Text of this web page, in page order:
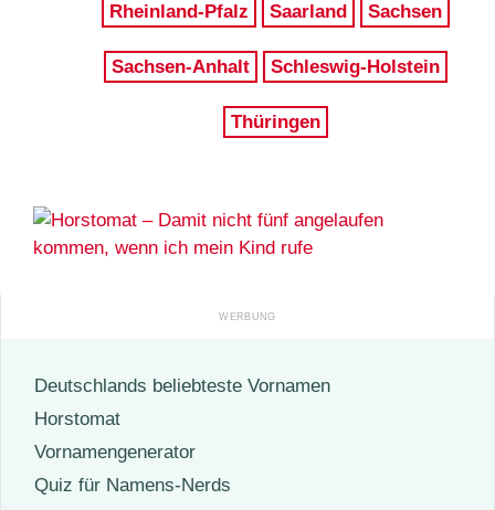
Rheinland-Pfalz Saarland Sachsen
Sachsen-Anhalt Schleswig-Holstein
Thüringen
Deutschlands beliebteste Vornamen
Horstomat
Vornamengenerator
Quiz für Namens-Nerds